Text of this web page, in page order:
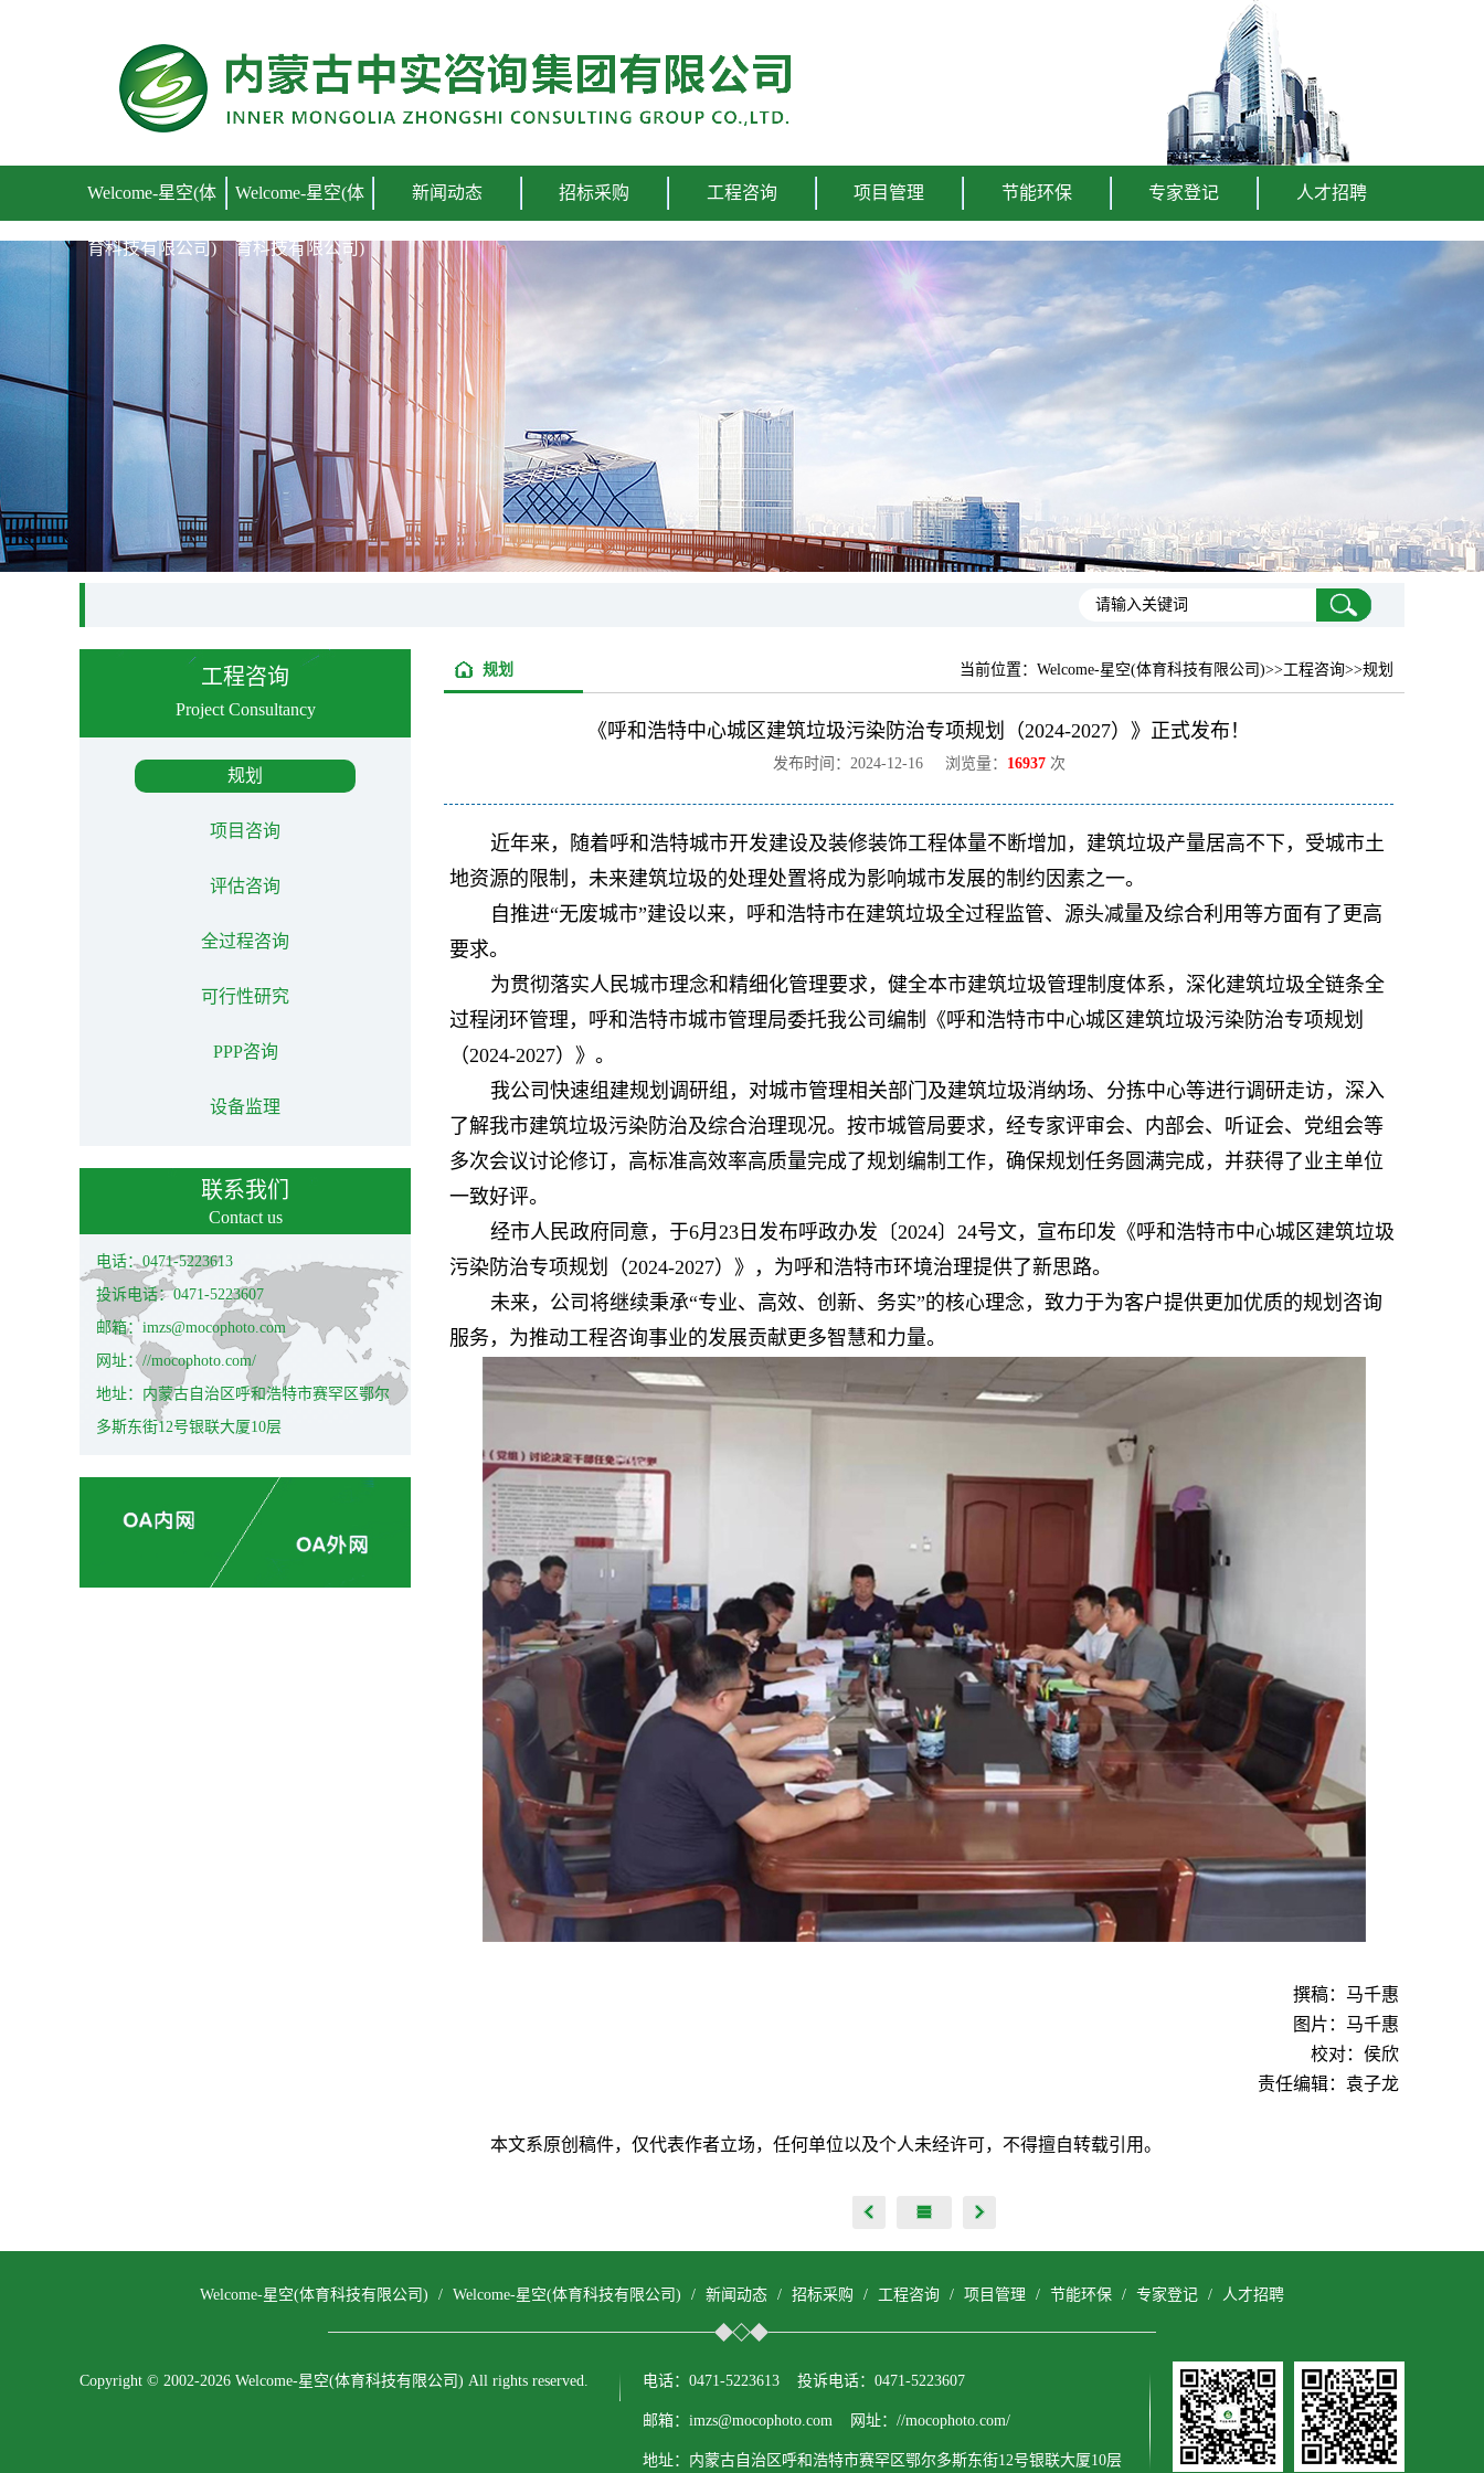
Welcome-星空(体
育科技有限公司)
Welcome-星空(体
育科技有限公司)
新闻动态 招标采购 工程咨询 项目管理 节能环保 专家登记 人才招聘
工程咨询
Project Consultancy
规划
项目咨询
评估咨询
全过程咨询
可行性研究
PPP咨询
设备监理
联系我们
Contact us
电话：0471-5223613
投诉电话：0471-5223607
邮箱：imzs@mocophoto.com
网址：//mocophoto.com/
地址：内蒙古自治区呼和浩特市赛罕区鄂尔
多斯东街12号银联大厦10层
当前位置： Welcome-星空(体育科技有限公司)>>工程咨询>>规划
规划
《呼和浩特中心城区建筑垃圾污染防治专项规划（2024-2027）》正式发布！
发布时间：2024-12-16 浏览量： 16937次
近年来，随着呼和浩特城市开发建设及装修装饰工程体量不断增加，建筑垃圾产量居高不下，受城市土
地资源的限制，未来建筑垃圾的处理处置将成为影响城市发展的制约因素之一。
自推进“无废城市”建设以来，呼和浩特市在建筑垃圾全过程监管、源头减量及综合利用等方面有了更高
要求。
为贯彻落实人民城市理念和精细化管理要求，健全本市建筑垃圾管理制度体系，深化建筑垃圾全链条全
过程闭环管理，呼和浩特市城市管理局委托我公司编制《呼和浩特市中心城区建筑垃圾污染防治专项规划
（2024-2027）》。
我公司快速组建规划调研组，对城市管理相关部门及建筑垃圾消纳场、分拣中心等进行调研走访，深入
了解我市建筑垃圾污染防治及综合治理现况。按市城管局要求，经专家评审会、内部会、听证会、党组会等
多次会议讨论修订，高标准高效率高质量完成了规划编制工作，确保规划任务圆满完成，并获得了业主单位
一致好评。
经市人民政府同意，于6月23日发布呼政办发〔2024〕24号文，宣布印发《呼和浩特市中心城区建筑垃圾
污染防治专项规划（2024-2027）》，为呼和浩特市环境治理提供了新思路。
未来，公司将继续秉承“专业、高效、创新、务实”的核心理念，致力于为客户提供更加优质的规划咨询
服务，为推动工程咨询事业的发展贡献更多智慧和力量。
撰稿：马千惠
图片：马千惠
校对：侯欣
责任编辑：袁子龙
本文系原创稿件，仅代表作者立场，任何单位以及个人未经许可，不得擅自转载引用。
Welcome-星空(体育科技有限公司) / Welcome-星空(体育科技有限公司) / 新闻动态 / 招标采购 / 工程咨询 / 项目管理 / 节能环保 / 专家登记 / 人才招聘
Copyright © 2002-2026 Welcome-星空(体育科技有限公司) All rights reserved. 电话：0471-5223613 投诉电话：0471-5223607
邮箱：imzs@mocophoto.com 网址：//mocophoto.com/
地址：内蒙古自治区呼和浩特市赛罕区鄂尔多斯东街12号银联大厦10层